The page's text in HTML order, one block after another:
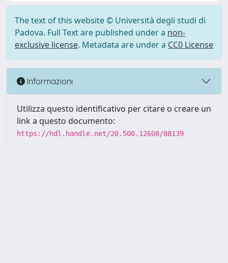
The text of this website © Università degli studi di
Padova. Full Text are published under a non-
exclusive license. Metadata are under a CC0 License
Informazioni
Utilizza questo identificativo per citare o creare un
link a questo documento:
https://hdl.handle.net/20.500.12608/88139